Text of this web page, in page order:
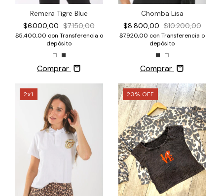
Remera Tigre Blue
$6.000,00 $7.150,00
$5.400,00 con Transferencia o
depósito
Comprar
Chomba Lisa
$8.800,00 $10.200,00
$7.920,00 con Transferencia o
depósito
Comprar
2x1 23% OFF